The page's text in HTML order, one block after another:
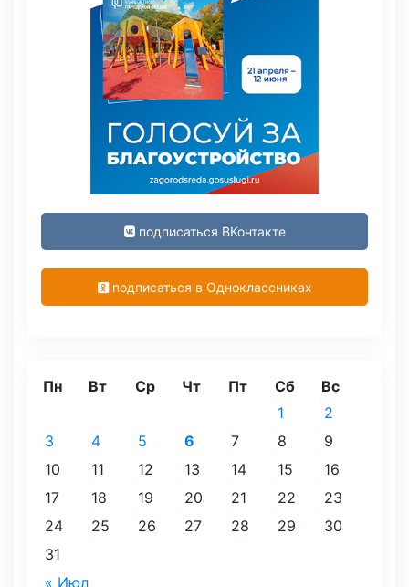
подписаться ВКонтакте
подписаться в Одноклассниках
Пн Вт Ср Чт Пт Сб Вс
« Июл
1
2
3
4 5 6 7 8
9
10
11 12 13 14 15
16
17
18 19 20 21 22
23
24
25 26 27 28 29
30
31